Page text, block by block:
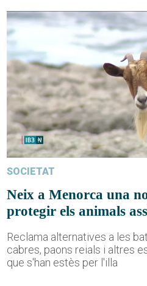
SOCIETAT
Neix a Menorca una
protegir els animals
Reclama alternatives a les
cabres, paons reials i altres
que s'han estès per l'illa